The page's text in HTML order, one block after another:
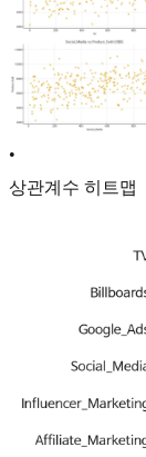
•
상관계수 히트맵